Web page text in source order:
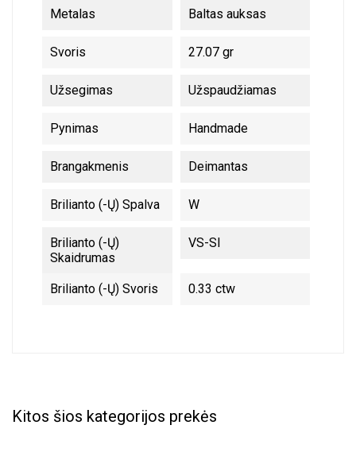
Metalas
Baltas auksas
Svoris 27.07 gr
Užsegimas Užspaudžiamas
Pynimas Handmade
Brangakmenis Deimantas
Brilianto (-Ų) Spalva W
Brilianto (-Ų)
Skaidrumas
VS-SI
Brilianto (-Ų) Svoris 0.33 ctw
Kitos šios kategorijos prekės